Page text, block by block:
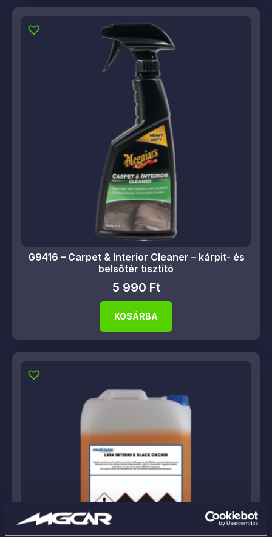
G9416 – Carpet & Interior Cleaner – kárpit- és
belsőtér tisztító
5 990 Ft
KOSÁRBA